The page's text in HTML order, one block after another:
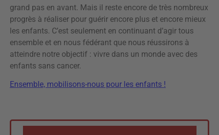
grand pas en avant. Mais il reste encore de très nombreux
progrès à réaliser pour guérir encore plus et encore mieux
les enfants. C’est seulement en continuant d’agir tous
ensemble et en nous fédérant que nous réussirons à
atteindre notre objectif : vivre dans un monde avec des
enfants sans cancer.
Ensemble, mobilisons-nous pour les enfants !